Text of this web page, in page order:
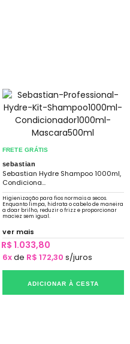
FRETE GRÁTIS
sebastian
Sebastian Hydre Shampoo 1000ml,
Condiciona...
Higienização para fios normais a secos.
Enquanto limpa, hidrata o cabelo de maneira
a doar brilho, reduzir o frizz e proporcionar
maciez sem igual.
ver mais
R$ 1.033,80
6xde R$ 172,30 s/juros
ADICIONAR À CESTA